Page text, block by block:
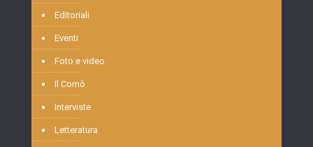
Editoriali
Eventi
Foto e video
Il Comò
Interviste
Letteratura